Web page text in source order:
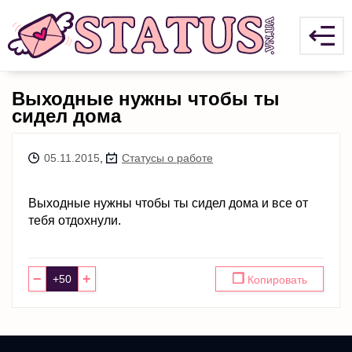
Выходные нужны чтобы ты
сидел дома
05.11.2015 Статусы о работе
Выходные нужны чтобы ты сидел дома и все от
тебя отдохнули.
− + ❐ Копировать